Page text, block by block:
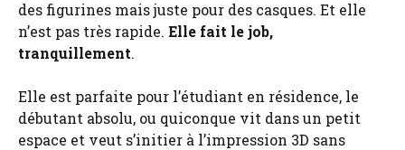
des figurines mais juste pour des casques. Et elle
n’est pas très rapide. Elle fait le job,
tranquillement.
Elle est parfaite pour l’étudiant en résidence, le
débutant absolu, ou quiconque vit dans un petit
espace et veut s’initier à l’impression 3D sans